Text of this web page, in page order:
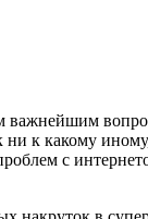
к какому
с